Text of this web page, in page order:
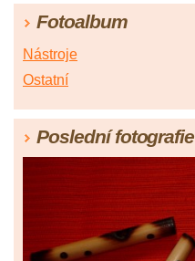
Fotoalbum
Nástroje
Ostatní
Poslední fotografie